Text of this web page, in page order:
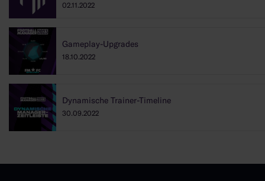
02.11.2022
Gameplay-Upgrades
18.10.2022
Dynamische Trainer-Timeline
30.09.2022